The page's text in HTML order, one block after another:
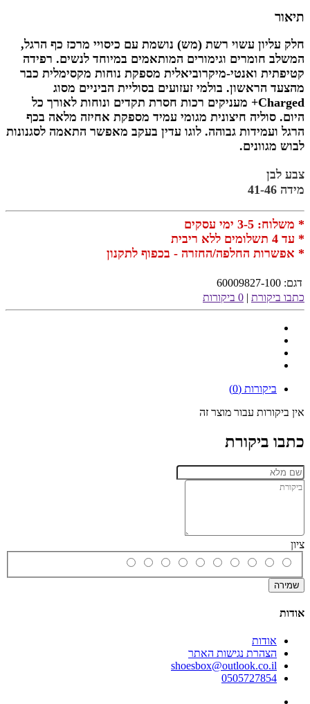
תיאור
חלק עליון עשוי רשת (מש) נושמת עם כיסויי מרכז כף הרגל,
המשלב חומרים וגימורים המותאמים במיוחד לנשים. רפידה
קטיפתית ואנטי-מיקרוביאלית מספקת נוחות מקסימלית כבר
מהצעד הראשון. בולמי זעזועים בסוליית הביניים מסוג
Charged+ מעניקים רכות חסרת תקדים ונוחות לאורך כל
היום. סוליה חיצונית מגומי עמיד מספקת אחיזה מלאה בכף
הרגל ועמידות גבוהה. לוגו עדין בעקב מאפשר התאמה לסגנונות
לבוש מגוונים.
צבע לבן
מידה 41-46
* משלוח: 3-5 ימי עסקים
* עד 4 תשלומים ללא ריבית
* אפשרות החלפה/החזרה - בכפוף לתקנון
דגם: 60009827-100
כתבו ביקורת | 0 ביקורות
ביקורות (0)
אין ביקורות עבור מוצר זה
כתבו ביקורת
ציון
שמירה
אודות
אודות
הצהרת נגישות האתר
shoesbox@outlook.co.il
0505727854